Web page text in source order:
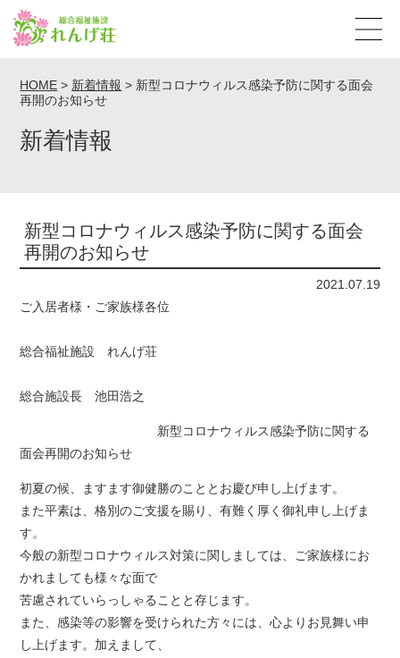
HOME > 新着情報 > 新型コロナウィルス感染予防に関する面会
再開のお知らせ
新着情報
新型コロナウィルス感染予防に関する面会
再開のお知らせ
2021.07.19
ご入居者様・ご家族様各位
総合福祉施設 れんげ荘
総合施設長 池田浩之
新型コロナウィルス感染予防に関する
面会再開のお知らせ
初夏の候、ますます御健勝のこととお慶び申し上げます。
また平素は、格別のご支援を賜り、有難く厚く御礼申し上げま
す。
今般の新型コロナウィルス対策に関しましては、ご家族様にお
かれましても様々な面で
苦慮されていらっしゃることと存じます。
また、感染等の影響を受けられた方々には、心よりお見舞い申
し上げます。加えまして、